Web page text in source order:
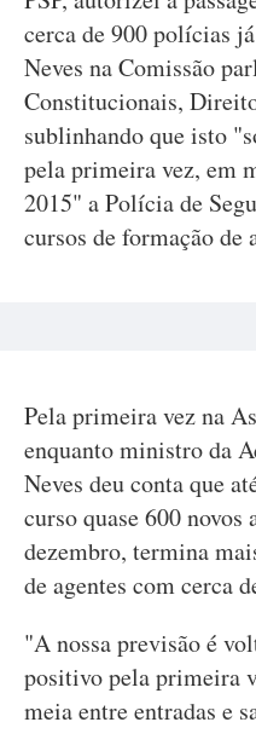
cerca de 900 polícias
Neves na Comissão
Constitucionais,
sublinhando que isto
pela primeira vez, em
2015" a Polícia de
cursos de formação de
Pela primeira vez na
enquanto ministro da
Neves deu conta que
curso quase 600 novos
dezembro, termina
de agentes com cerca
"A nossa previsão é
positivo pela primeira
meia entre entradas e